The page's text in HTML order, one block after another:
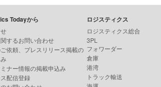
Todayから
するお問い合わせ
依頼、プレスリリース掲載の
ナー情報の掲載申込み
配信登録
ロジスティクス
ロジスティクス総合
3PL
フォワーダー
倉庫
港湾
トラック輸送